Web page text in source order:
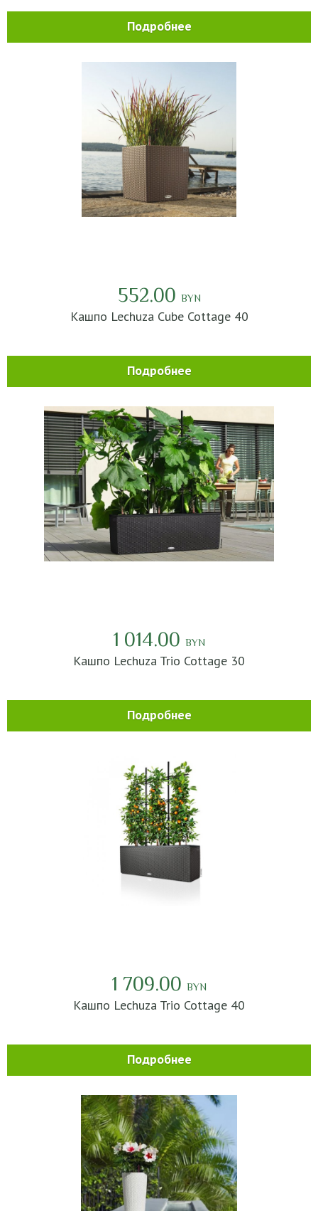
Подробнее
552.00 BYN
Кашпо Lechuza Cube Cottage 40
Подробнее
1 014.00 BYN
Кашпо Lechuza Trio Cottage 30
Подробнее
1 709.00 BYN
Кашпо Lechuza Trio Cottage 40
Подробнее